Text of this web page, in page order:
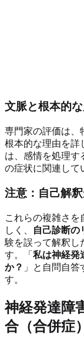
文脈と根本的
専門家の評価は、
根本的な理由を詳
は、感情を処理す
の症状に関連して
注意：自己解
これらの複雑さを
しく、
自己診断の
験を誤って解釈し
す。「 私は神経発
か？ 」と自問自
す。
神経発達障
合（合併症）